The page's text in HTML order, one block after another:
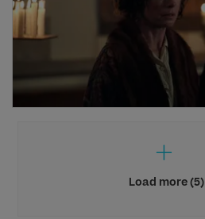
Load more (5)